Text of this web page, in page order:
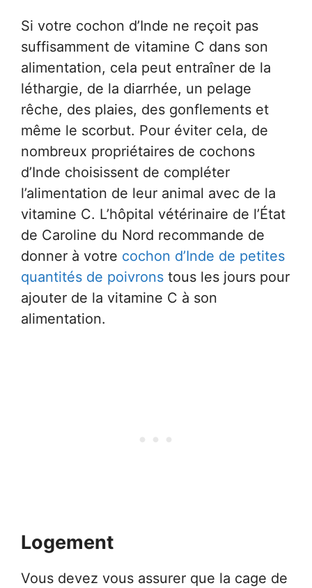
Si votre cochon d’Inde ne reçoit pas
suffisamment de vitamine C dans son
alimentation, cela peut entraîner de la
léthargie, de la diarrhée, un pelage
rêche, des plaies, des gonflements et
même le scorbut. Pour éviter cela, de
nombreux propriétaires de cochons
d’Inde choisissent de compléter
l’alimentation de leur animal avec de la
vitamine C. L’hôpital vétérinaire de l’État
de Caroline du Nord recommande de
donner à votre cochon d’Inde de petites
quantités de poivrons tous les jours pour
ajouter de la vitamine C à son
alimentation.
Logement
Vous devez vous assurer que la cage de